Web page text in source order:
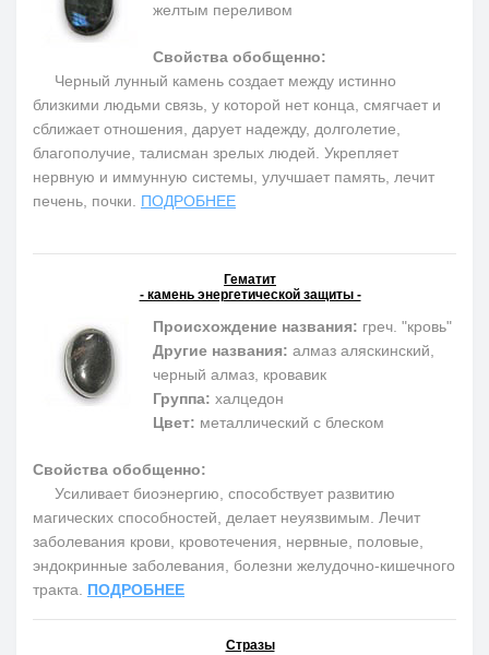
желтым переливом
Свойства обобщенно:
Черный лунный камень создает между истинно
близкими людьми связь, у которой нет конца, смягчает и
сближает отношения, дарует надежду, долголетие,
благополучие, талисман зрелых людей. Укрепляет
нервную и иммунную системы, улучшает память, лечит
печень, почки. ПОДРОБНЕЕ
Гематит
- камень энергетической защиты -
Происхождение названия: греч. "кровь"
Другие названия: алмаз аляскинский,
черный алмаз, кровавик
Группа: халцедон
Цвет: металлический с блеском
Свойства обобщенно:
Усиливает биоэнергию, способствует развитию
магических способностей, делает неуязвимым. Лечит
заболевания крови, кровотечения, нервные, половые,
эндокринные заболевания, болезни желудочно-кишечного
тракта. ПОДРОБНЕЕ
Стразы